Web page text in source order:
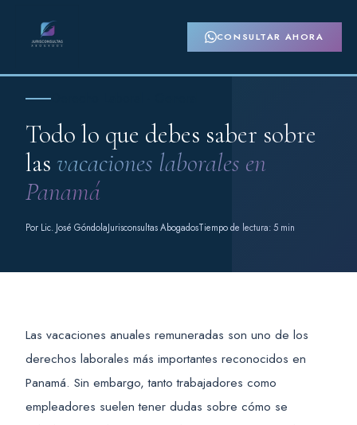
CONSULTAR AHORA
Todo lo que debes saber sobre
las vacaciones laborales en
Panamá
Por Lic. José GóndolaJurisconsultas AbogadosTiempo de lectura: 5 min
Las vacaciones anuales remuneradas son uno de los
derechos laborales más importantes reconocidos en
Panamá. Sin embargo, tanto trabajadores como
empleadores suelen tener dudas sobre cómo se